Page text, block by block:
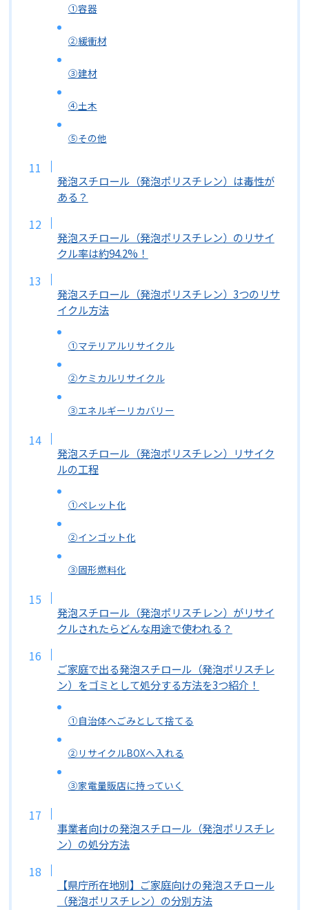
①容器
②緩衝材
③建材
④土木
⑤その他
発泡スチロール（発泡ポリスチレン）は毒性が
ある？
発泡スチロール（発泡ポリスチレン）のリサイ
クル率は約94.2%！
発泡スチロール（発泡ポリスチレン）3つのリサ
イクル方法
①マテリアルリサイクル
②ケミカルリサイクル
③エネルギーリカバリー
発泡スチロール（発泡ポリスチレン）リサイク
ルの工程
①ペレット化
②インゴット化
③固形燃料化
発泡スチロール（発泡ポリスチレン）がリサイ
クルされたらどんな用途で使われる？
ご家庭で出る発泡スチロール（発泡ポリスチレ
ン）をゴミとして処分する方法を3つ紹介！
①自治体へごみとして捨てる
②リサイクルBOXへ入れる
③家電量販店に持っていく
事業者向けの発泡スチロール（発泡ポリスチレ
ン）の処分方法
【県庁所在地別】ご家庭向けの発泡スチロール
（発泡ポリスチレン）の分別方法